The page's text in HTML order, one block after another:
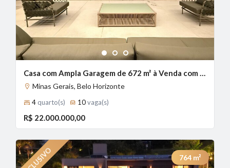
1 2 3
Minas Gerais, Belo Horizonte
4 quarto(s) 10vaga(s)
R$ 22.000.000,00
764 m²